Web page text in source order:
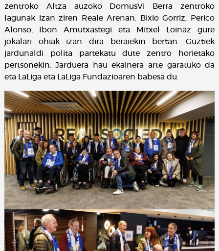
zentroko Altza auzoko DomusVi Berra zentroko
lagunak izan ziren Reale Arenan. Bixio Gorriz, Perico
Alonso, Ibon Amutxastegi eta Mitxel Loinaz gure
jokalari ohiak izan dira beraiekin bertan. Guztiek
jardunaldi polita partekatu dute zentro horietako
pertsonekin. Jarduera hau ekainera arte garatuko da
eta LaLiga eta LaLiga Fundazioaren babesa du.